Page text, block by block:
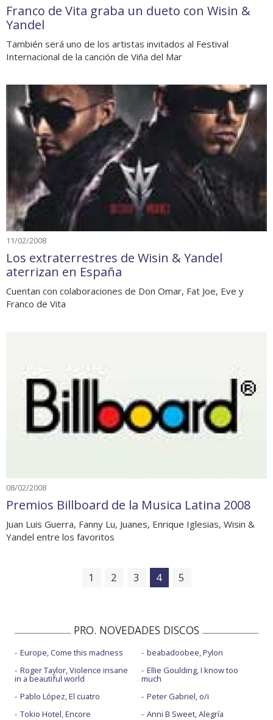
Franco de Vita graba un dueto con Wisin &
Yandel
También será uno de los artistas invitados al Festival
Internacional de la canción de Viña del Mar
11/02/2008
Los extraterrestres de Wisin & Yandel
aterrizan en España
Cuentan con colaboraciones de Don Omar, Fat Joe, Eve y
Franco de Vita
08/02/2008
Premios Billboard de la Musica Latina 2008
Juan Luis Guerra, Fanny Lu, Juanes, Enrique Iglesias, Wisin &
Yandel entre los favoritos
1 2 3 4 5
PRO. NOVEDADES DISCOS
Europe, Come this madness
Roger Taylor, Violence insane
in a beautiful world
Pablo López, El cuatro
Tokio Hotel, Encore
beabadoobee, Pylon
Ellie Goulding, I know too
much
Peter Gabriel, o/i
Anni B Sweet, Alegría